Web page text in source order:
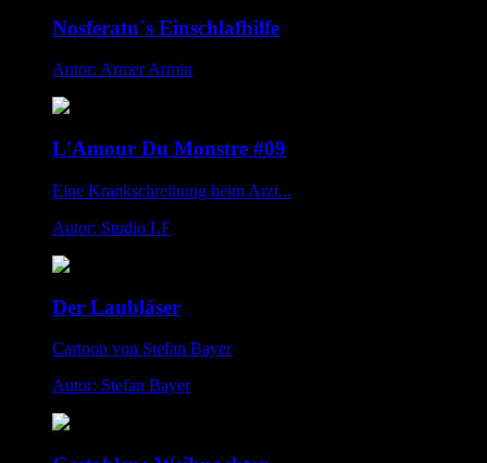
Nosferatu´s Einschlafhilfe
Autor: Armer Armin
L'Amour Du Monstre #09
Eine Krankschreibung beim Arzt...
Autor: Studio LF
Der Laubläser
Cartoon von Stefan Bayer
Autor: Stefan Bayer